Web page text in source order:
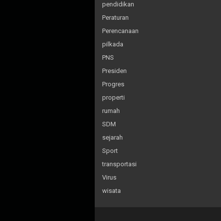
pendidikan
Peraturan
Perencanaan
pilkada
PNS
Presiden
Progres
properti
rumah
SDM
sejarah
Sport
transportasi
Virus
wisata